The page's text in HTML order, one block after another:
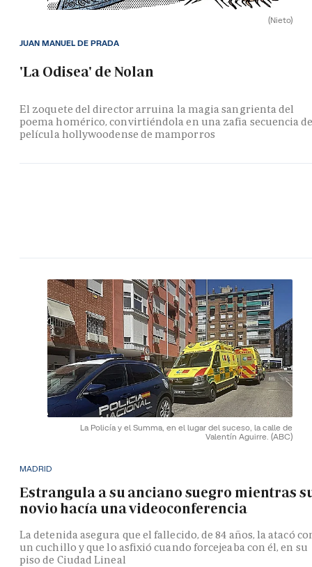
(Nieto)
'La Odisea' de Nolan
El zoquete del director arruina la magia sangrienta del
poema homérico, convirtiéndola en una zafia secuencia
película hollywoodense de mamporros
JUAN MANUEL DE PRADA
La Policía y el Summa, en el lugar del suceso, la calle de
Valentín Aguirre. (ABC)
MADRID
Estrangula a su anciano suegro mientras
novio hacía una videoconferencia
La detenida asegura que el fallecido, de 84 años, la atacó
un cuchillo y que lo asfixió cuando forcejeaba con él, en su
piso de Ciudad Lineal